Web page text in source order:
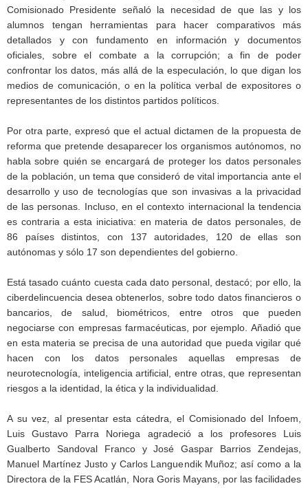
Comisionado Presidente señaló la necesidad de que las y los
alumnos tengan herramientas para hacer comparativos más
detallados y con fundamento en información y documentos
oficiales, sobre el combate a la corrupción; a fin de poder
confrontar los datos, más allá de la especulación, lo que digan los
medios de comunicación, o en la política verbal de expositores o
representantes de los distintos partidos políticos.
Por otra parte, expresó que el actual dictamen de la propuesta de
reforma que pretende desaparecer los organismos autónomos, no
habla sobre quién se encargará de proteger los datos personales
de la población, un tema que consideró de vital importancia ante el
desarrollo y uso de tecnologías que son invasivas a la privacidad
de las personas. Incluso, en el contexto internacional la tendencia
es contraria a esta iniciativa: en materia de datos personales, de
86 países distintos, con 137 autoridades, 120 de ellas son
autónomas y sólo 17 son dependientes del gobierno.
Está tasado cuánto cuesta cada dato personal, destacó; por ello, la
ciberdelincuencia desea obtenerlos, sobre todo datos financieros o
bancarios, de salud, biométricos, entre otros que pueden
negociarse con empresas farmacéuticas, por ejemplo. Añadió que
en esta materia se precisa de una autoridad que pueda vigilar qué
hacen con los datos personales aquellas empresas de
neurotecnología, inteligencia artificial, entre otras, que representan
riesgos a la identidad, la ética y la individualidad.
A su vez, al presentar esta cátedra, el Comisionado del Infoem,
Luis Gustavo Parra Noriega agradeció a los profesores Luis
Gualberto Sandoval Franco y José Gaspar Barrios Zendejas,
Manuel Martínez Justo y Carlos Languendik Muñoz; así como a la
Directora de la FES Acatlán, Nora Goris Mayans, por las facilidades